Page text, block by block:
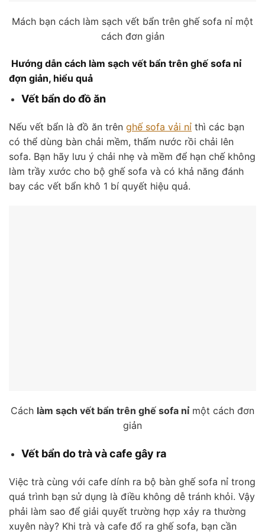
Mách bạn cách làm sạch vết bẩn trên ghế sofa nỉ một
cách đơn giản
Hướng dẫn cách làm sạch vết bẩn trên ghế sofa nỉ
đợn giản, hiểu quả
Vết bẩn do đồ ăn
Nếu vết bẩn là đồ ăn trên ghế sofa vải nỉ thì các bạn
có thể dùng bàn chải mềm, thấm nước rồi chải lên
sofa. Bạn hãy lưu ý chải nhẹ và mềm để hạn chế không
làm trầy xước cho bộ ghế sofa và có khả năng đánh
bay các vết bẩn khô 1 bí quyết hiệu quả.
Cách làm sạch vết bẩn trên ghế sofa nỉmột cách đơn
giản
Vết bẩn do trà và cafe gây ra
Việc trà cùng với cafe dính ra bộ bàn ghế sofa nỉ trong
quá trình bạn sử dụng là điều không dễ tránh khỏi. Vậy
phải làm sao để giải quyết trường hợp xảy ra thường
xuyên này? Khi trà và cafe đổ ra ghế sofa, bạn cần